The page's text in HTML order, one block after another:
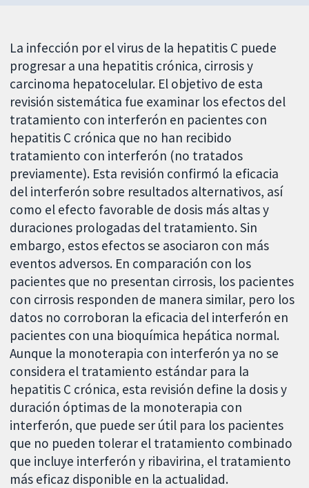
La infección por el virus de la hepatitis C puede
progresar a una hepatitis crónica, cirrosis y
carcinoma hepatocelular. El objetivo de esta
revisión sistemática fue examinar los efectos del
tratamiento con interferón en pacientes con
hepatitis C crónica que no han recibido
tratamiento con interferón (no tratados
previamente). Esta revisión confirmó la eficacia
del interferón sobre resultados alternativos, así
como el efecto favorable de dosis más altas y
duraciones prologadas del tratamiento. Sin
embargo, estos efectos se asociaron con más
eventos adversos. En comparación con los
pacientes que no presentan cirrosis, los pacientes
con cirrosis responden de manera similar, pero los
datos no corroboran la eficacia del interferón en
pacientes con una bioquímica hepática normal.
Aunque la monoterapia con interferón ya no se
considera el tratamiento estándar para la
hepatitis C crónica, esta revisión define la dosis y
duración óptimas de la monoterapia con
interferón, que puede ser útil para los pacientes
que no pueden tolerar el tratamiento combinado
que incluye interferón y ribavirina, el tratamiento
más eficaz disponible en la actualidad.